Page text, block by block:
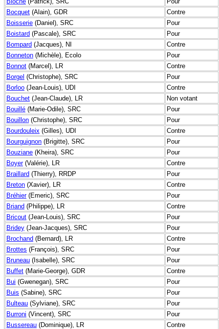
Bocquet (Alain), GDR
Contre
Boisserie (Daniel), SRC
Pour
Boistard (Pascale), SRC
Pour
Bompard (Jacques), NI
Contre
Bonneton (Michèle), Ecolo
Pour
Bonnot (Marcel), LR
Contre
Borgel (Christophe), SRC
Pour
Borloo (Jean-Louis), UDI
Contre
Bouchet (Jean-Claude), LR
Non votant
Bouillé (Marie-Odile), SRC
Pour
Bouillon (Christophe), SRC
Pour
Bourdouleix (Gilles), UDI
Contre
Bourguignon (Brigitte), SRC
Pour
Bouziane (Kheira), SRC
Pour
Boyer(Valérie), LR
Contre
Braillard (Thierry), RRDP
Pour
Breton (Xavier), LR
Contre
Bréhier(Emeric), SRC
Pour
Briand (Philippe), LR
Contre
Bricout (Jean-Louis), SRC
Pour
Bridey (Jean-Jacques), SRC
Pour
Brochand (Bernard), LR
Contre
Brottes (François), SRC
Pour
Bruneau (Isabelle), SRC
Pour
Buffet (Marie-George), GDR
Contre
Bui (Gwenegan), SRC
Pour
Buis (Sabine), SRC
Pour
Bulteau (Sylviane), SRC
Pour
Burroni (Vincent), SRC
Pour
Bussereau (Dominique), LR
Contre